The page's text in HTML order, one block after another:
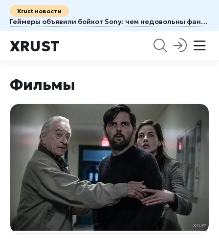
Xrust новости
Геймеры объявили бойкот Sony: чем недовольны фанаты PlayStation
XRUST
Фильмы